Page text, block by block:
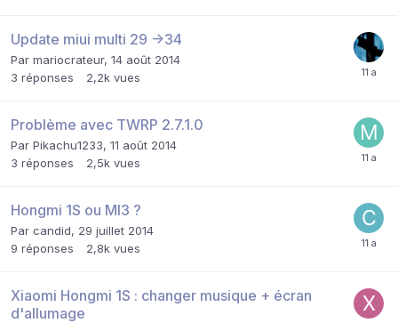
Update miui multi 29 ->34
Par mariocrateur, 14 août 2014
3 réponses 2,2k vues
Problème avec TWRP 2.7.1.0
Par Pikachu1233, 11 août 2014
3 réponses 2,5k vues
Hongmi 1S ou MI3 ?
Par candid, 29 juillet 2014
9 réponses 2,8k vues
Xiaomi Hongmi 1S : changer musique + écran
d'allumage